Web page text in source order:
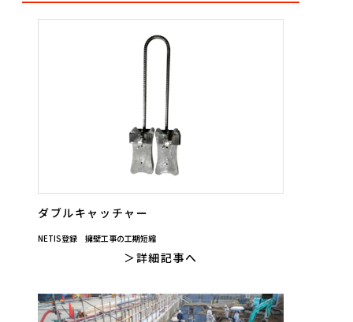
ダブルキャッチャー
NETIS登録 擁壁工事の工期短縮
詳細記事へ